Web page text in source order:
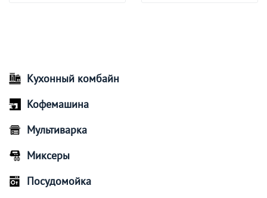
Кухонный комбайн
Кофемашина
Мультиварка
Миксеры
Посудомойка